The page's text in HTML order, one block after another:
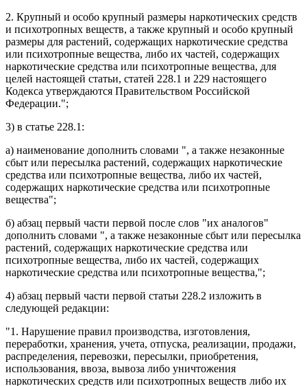
2. Крупный и особо крупный размеры наркотических средств
и психотропных веществ, а также крупный и особо крупный
размеры для растений, содержащих наркотические средства
или психотропные вещества, либо их частей, содержащих
наркотические средства или психотропные вещества, для
целей настоящей статьи, статей 228.1 и 229 настоящего
Кодекса утверждаются Правительством Российской
Федерации.";
3) в статье 228.1 :
а) наименование дополнить словами ", а также незаконные
сбыт или пересылка растений, содержащих наркотические
средства или психотропные вещества, либо их частей,
содержащих наркотические средства или психотропные
вещества";
б) абзац первый части первой после слов "их аналогов"
дополнить словами ", а также незаконные сбыт или пересылка
растений, содержащих наркотические средства или
психотропные вещества, либо их частей, содержащих
наркотические средства или психотропные вещества,";
4) абзац первый части первой статьи 228.2 изложить в
следующей редакции:
"1. Нарушение правил производства, изготовления,
переработки, хранения, учета, отпуска, реализации, продажи,
распределения, перевозки, пересылки, приобретения,
использования, ввоза, вывоза либо уничтожения
наркотических средств или психотропных веществ либо их